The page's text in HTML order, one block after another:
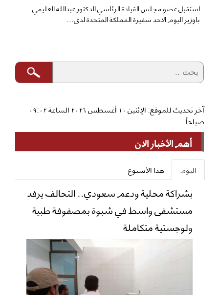
استقبل عضو مجلس القيادة الرئاسي الدكتور عبدالله العليمي
باوزير اليوم الاحد سفيرة المملكة المتحدة لدى...
آخر تحديث للموقع: الإثنين ١٠ أغسطس ٢٠٢٦ الساعة ٠٩:٠٢
صباحاً
أهم الأخبار الان
اليوم هذا الأسبوع
بشراكة محلية ودعم سعودي.. التحالف يرفد
مستشفى واسط في شبوة بمصفوفة طبية
ولوجستية متكاملة